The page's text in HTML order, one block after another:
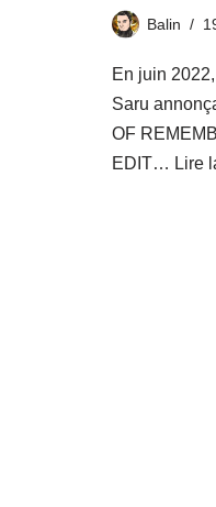
Balin
En juin
Saru
OF
EDIT… Lire